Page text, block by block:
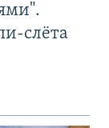
слёта